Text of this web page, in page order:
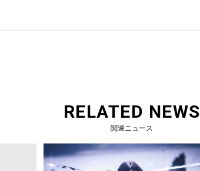
RELATED NEWS
関連ニュース